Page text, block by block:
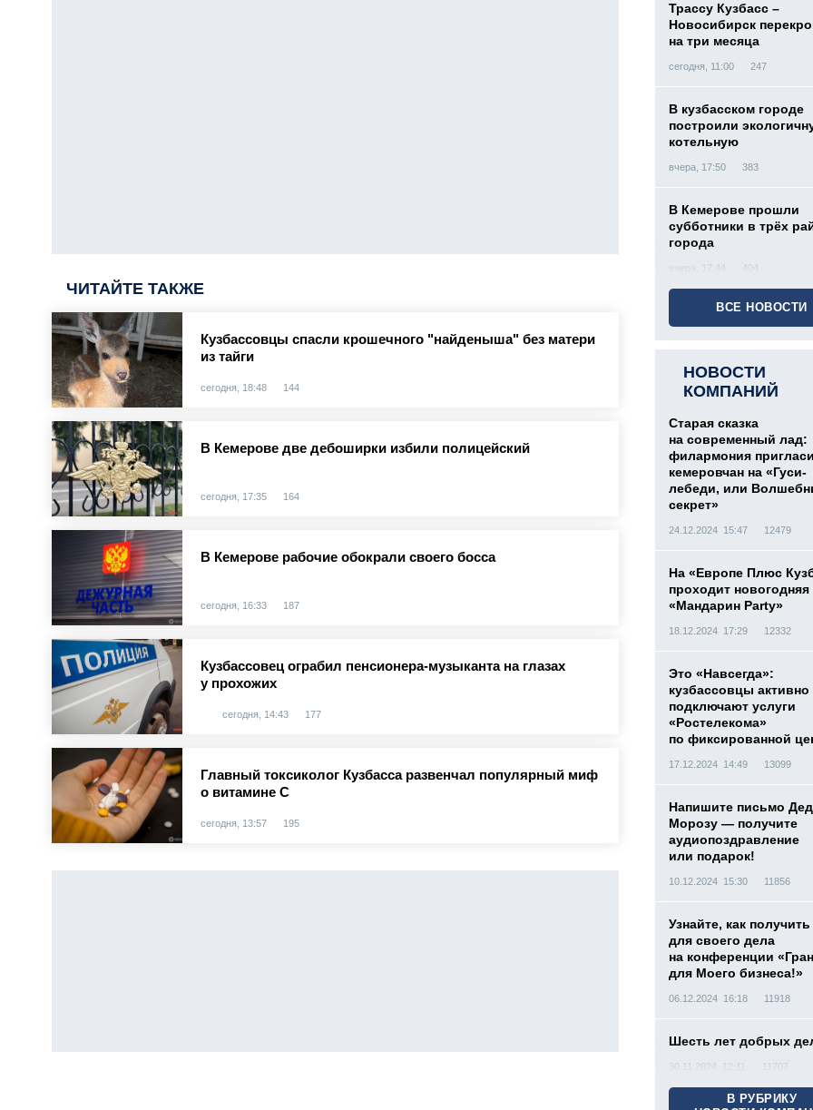
ЧИТАЙТЕ ТАКЖЕ
Кузбассовцы спасли крошечного "найденыша" без матери
из тайги
сегодня, 18:48 144
В Кемерове две дебоширки избили полицейский
сегодня, 17:35 164
В Кемерове рабочие обокрали своего босса
сегодня, 16:33 187
Кузбассовец ограбил пенсионера-музыканта на глазах
у прохожих
сегодня, 14:43 177
Главный токсиколог Кузбасса развенчал популярный миф
о витамине С
сегодня, 13:57 195
Трассу Кузбасс –
Новосибирск
на три месяца
сегодня, 11:00 247
В кузбасском городе
построили
котельную
вчера, 17:50 383
В Кемерове прошли
субботники в трёх
города
вчера, 17:44 404
ВСЕ НОВОСТИ
НОВОСТИ
КОМПАНИЙ
Старая сказка
на современный лад:
филармония
кемеровчан на «Гуси-
лебеди, или
секрет»
24.12.2024 15:47 12479
На «Европе Плюс
проходит новогодняя
«Мандарин Party»
18.12.2024 17:29 12332
Это «Навсегда»:
кузбассовцы активно
подключают услуги
«Ростелекома»
по фиксированной
17.12.2024 14:49 13099
Напишите письмо
Морозу — получите
аудиопоздравление
или подарок!
10.12.2024 15:30 11856
Узнайте, как получить
для своего дела
на конференции
для Моего бизнеса!»
06.12.2024 16:18 11918
Шесть лет добрых
30.11.2024 12:11 11707
В РУБРИКУ